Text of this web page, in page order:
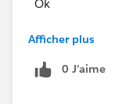
Ok
4. Checking
valid
Afficher plus
0 J’aime